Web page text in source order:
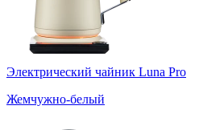
Электрический чайник Luna Pro
Жемчужно-белый